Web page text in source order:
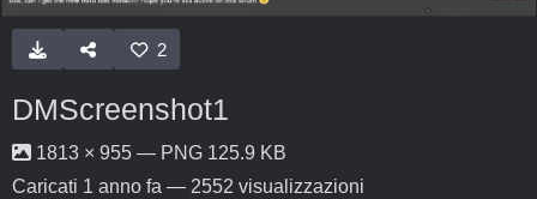
2
DMScreenshot1
1813 × 955 — PNG 125.9 KB
Caricati 1 anno fa — 2552 visualizzazioni